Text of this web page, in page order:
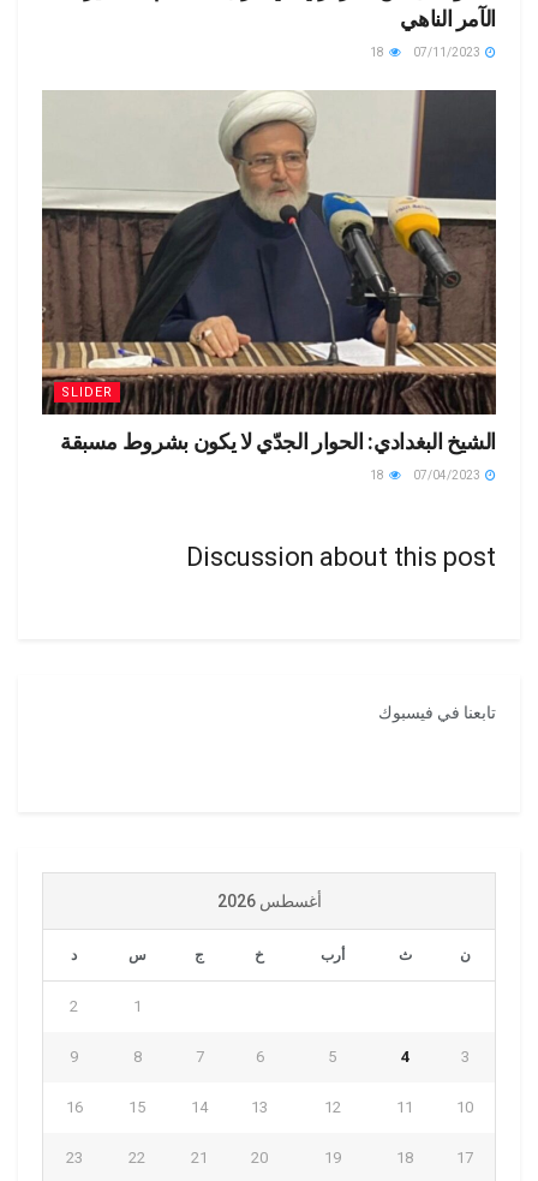
الآمر الناهي
SLIDER
الشيخ البغدادي: الحوار الجدّي لا يكون بشروط مسبقة
Discussion about this post
تابعنا في فيسبوك
أغسطس 2026
ن ث أرب خ ج س د
1
2
3
4
5
6
7
8
9
10
11
12
13
14
15
16
17
18
19
20
21
22
23